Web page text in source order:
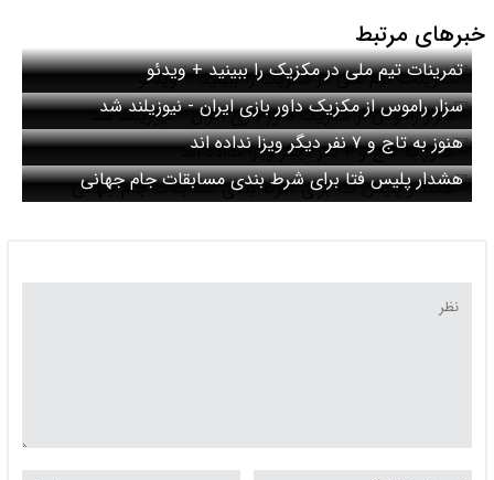
خبرهای مرتبط
تمرینات تیم ملی در مکزیک را ببینید + ویدئو
سزار راموس از مکزیک داور بازی ایران - نیوزیلند شد
هنوز به تاج و ۷ نفر دیگر ویزا نداده اند
هشدار پلیس فتا برای شرط بندی مسابقات جام جهانی